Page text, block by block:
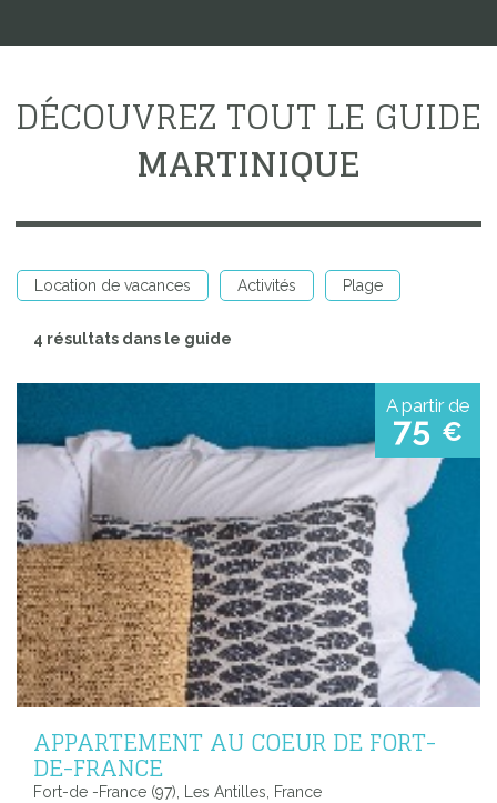
DÉCOUVREZ TOUT LE GUIDE
MARTINIQUE
Location de vacances Activités Plage
4 résultats dans le guide
A partir de
75 €
APPARTEMENT AU COEUR DE FORT-
DE-FRANCE
Fort-de -France (97), Les Antilles, France